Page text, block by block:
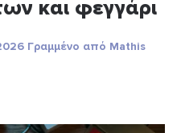
και φεγγάρι
Γραμμένο από Mathis